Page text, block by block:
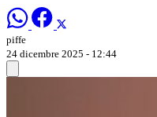
piffe
24 dicembre 2025 - 12:44